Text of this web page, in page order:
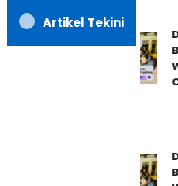
Artikel Tekini